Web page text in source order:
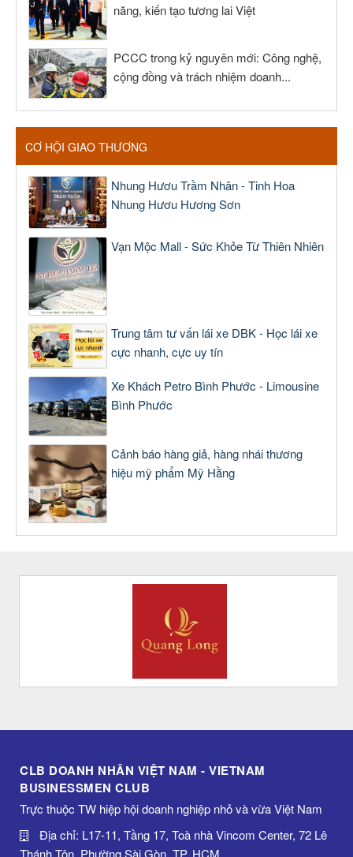
năng, kiến tạo tương lai Việt
PCCC trong kỷ nguyên mới: Công nghệ,
cộng đồng và trách nhiệm doanh...
CƠ HỘI GIAO THƯƠNG
Nhung Hươu Trầm Nhân - Tinh Hoa
Nhung Hươu Hương Sơn
Vạn Mộc Mall - Sức Khỏe Từ Thiên Nhiên
Trung tâm tư vấn lái xe DBK - Học lái xe
cực nhanh, cực uy tín
Xe Khách Petro Bình Phước - Limousine
Bình Phước
Cảnh báo hàng giả, hàng nhái thương
hiệu mỹ phẩm Mỹ Hằng
CLB DOANH NHÂN VIỆT NAM - VIETNAM
BUSINESSMEN CLUB
Trực thuộc TW hiệp hội doanh nghiệp nhỏ và vừa Việt Nam
Địa chỉ: L17-11, Tầng 17, Toà nhà Vincom Center, 72 Lê
Thánh Tôn, Phường Sài Gòn, TP. HCM